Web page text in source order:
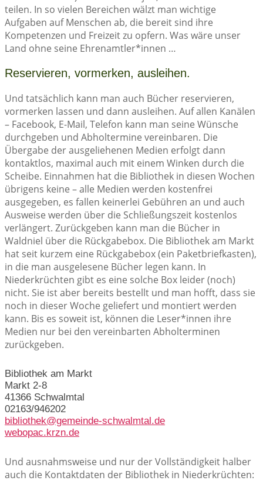
teilen. In so vielen Bereichen wälzt man wichtige
Aufgaben auf Menschen ab, die bereit sind ihre
Kompetenzen und Freizeit zu opfern. Was wäre unser
Land ohne seine Ehrenamtler*innen …
Reservieren, vormerken, ausleihen.
Und tatsächlich kann man auch Bücher reservieren,
vormerken lassen und dann ausleihen. Auf allen Kanälen
– Facebook, E-Mail, Telefon kann man seine Wünsche
durchgeben und Abholtermine vereinbaren. Die
Übergabe der ausgeliehenen Medien erfolgt dann
kontaktlos, maximal auch mit einem Winken durch die
Scheibe. Einnahmen hat die Bibliothek in diesen Wochen
übrigens keine – alle Medien werden kostenfrei
ausgegeben, es fallen keinerlei Gebühren an und auch
Ausweise werden über die Schließungszeit kostenlos
verlängert. Zurückgeben kann man die Bücher in
Waldniel über die Rückgabebox. Die Bibliothek am Markt
hat seit kurzem eine Rückgabebox (ein Paketbriefkasten),
in die man ausgelesene Bücher legen kann. In
Niederkrüchten gibt es eine solche Box leider (noch)
nicht. Sie ist aber bereits bestellt und man hofft, dass sie
noch in dieser Woche geliefert und montiert werden
kann. Bis es soweit ist, können die Leser*innen ihre
Medien nur bei den vereinbarten Abholterminen
zurückgeben.
Bibliothek am Markt
Markt 2-8
41366 Schwalmtal
02163/946202
bibliothek@gemeinde-schwalmtal.de
webopac.krzn.de
Und ausnahmsweise und nur der Vollständigkeit halber
auch die Kontaktdaten der Bibliothek in Niederkrüchten: